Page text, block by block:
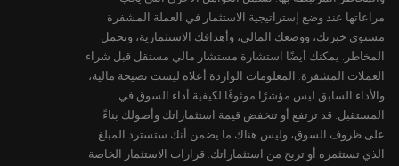
مراعاتها عند وضع إستراتيجية الاستثمار في العملة المشفرة
مستوى خبرتك، ووضعك المالي، وأهدافك الاستثمارية، وتحمل
المخاطر. يمكنك أيضًا استشارة مستشار مالي مستقل قبل شراء
العملات المشفرة. المعلومات الواردة أعلاه ليست نصيحة مالية،
والأداء السابق ليس مؤشرًا موثوقًا لكيفية أداء السوق في
المستقبل. قد ترتفع أو تنخفض قيمة استثماراتك وأصولك بناءً
على ظروف السوق، وليس هناك ما يضمن أنك ستسترد المبلغ
الذي تستثمره أو تربح من استثماراتك. قرارات الاستثمار الخاصة